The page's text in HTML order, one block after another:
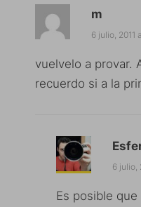
m
6 julio, 2011
vuelvelo a provar.
recuerdo si a la
6 julio,
Es posible